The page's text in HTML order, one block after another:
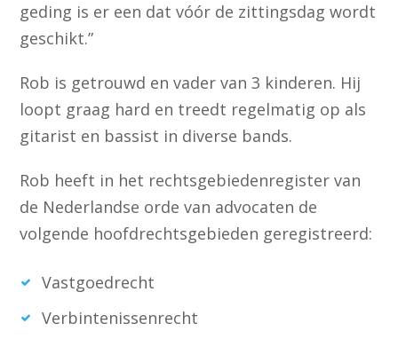
geding is er een dat vóór de zittingsdag wordt
geschikt.”
Rob is getrouwd en vader van 3 kinderen. Hij
loopt graag hard en treedt regelmatig op als
gitarist en bassist in diverse bands.
Rob heeft in het rechtsgebiedenregister van
de Nederlandse orde van advocaten de
volgende hoofdrechtsgebieden geregistreerd:
Vastgoedrecht
Verbintenissenrecht